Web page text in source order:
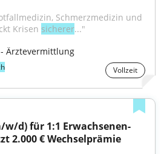
Schmerzmedizin und
Krisen sicherer..."
- Ärztevermittlung
Vollzeit
d) für 1:1 Erwachsenen-
2.000 € Wechselprämie